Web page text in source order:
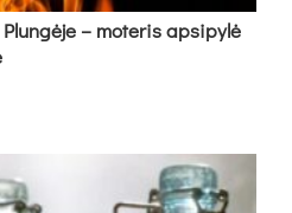
– mo­te­ris ap­si­py­lė